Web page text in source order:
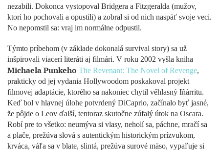
nezabili. Dokonca vystopoval Bridgera a Fitzgeralda (mužov,
ktorí ho pochovali a opustili) a zobral si od nich naspäť svoje veci.
No nepomstil sa: vraj im normálne odpustil.
Týmto príbehom (v základe dokonalá survival story) sa už
inšpirovali viacerí literáti aj filmári. V roku 2002 vyšla kniha
Michaela Punkeho The Revenant: The Novel of Revenge,
prakticky od jej vydania Hollywoodom poskakoval projekt
filmovej adaptácie, ktorého sa nakoniec chytil věhlasný Iñárritu.
Keď bol v hlavnej úlohe potvrdený DiCaprio, začínalo byť jasné,
že pôjde o Leov ďalší, tentoraz skutočne zúfalý útok na Oscara.
Robí pre to všetko: neumýva si vlasy, neholí sa, páchne, mračí sa
a plače, prežúva slová s autentickým historickým prízvukom,
krváca, váľa sa v blate, slintá, prežúva surové mäso, vypaľuje si